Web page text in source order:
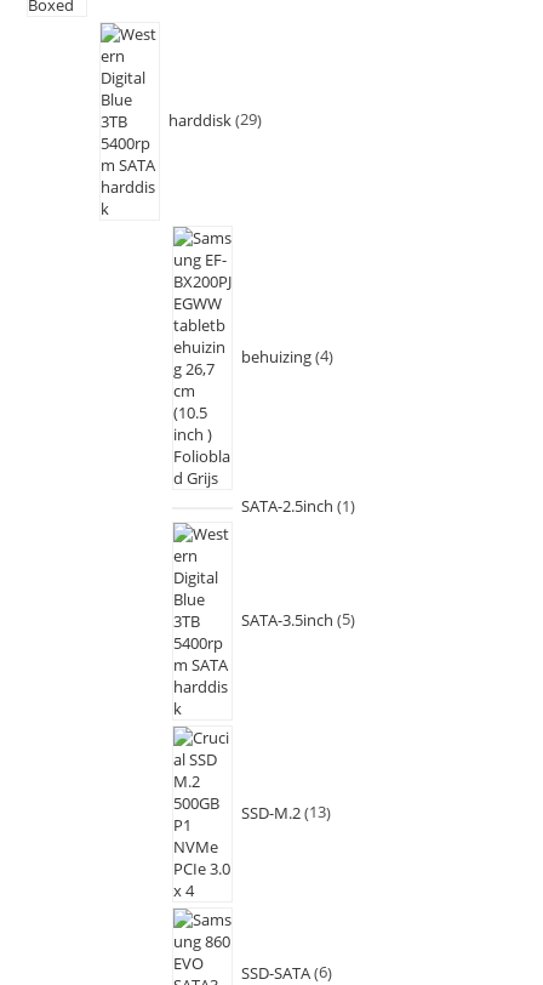
harddisk 29
behuizing 4
SATA-2.5inch 1
SATA-3.5inch 5
SSD-M.2 13
SSD-SATA 6